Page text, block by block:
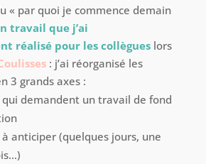
« par quoi je commence demain
travail que j’ai
réalisé pour les collègueslors
: j’ai réorganisé les
3 grands axes :
demandent un travail de fond
anticiper (quelques jours, une